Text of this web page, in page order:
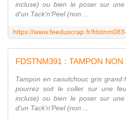
incluse) ou bien le poser sur
d'un Tack'n'Peel (non ...
Tampon en caoutchouc gris grand
pourrez soit le coller sur une
incluse) ou bien le poser sur
d'un Tack'n'Peel (non ...